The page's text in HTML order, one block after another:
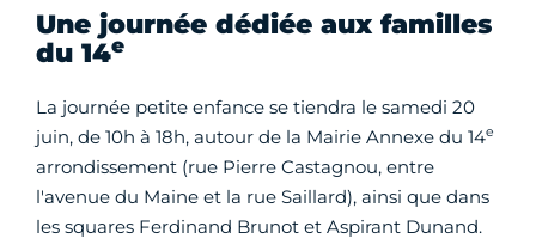
Une journée dédiée aux familles
du 14e
La journée petite enfance se tiendra le samedi 20
juin, de 10h à 18h, autour de la Mairie Annexe du 14e
arrondissement (rue Pierre Castagnou, entre
l'avenue du Maine et la rue Saillard), ainsi que dans
les squares Ferdinand Brunot et Aspirant Dunand.